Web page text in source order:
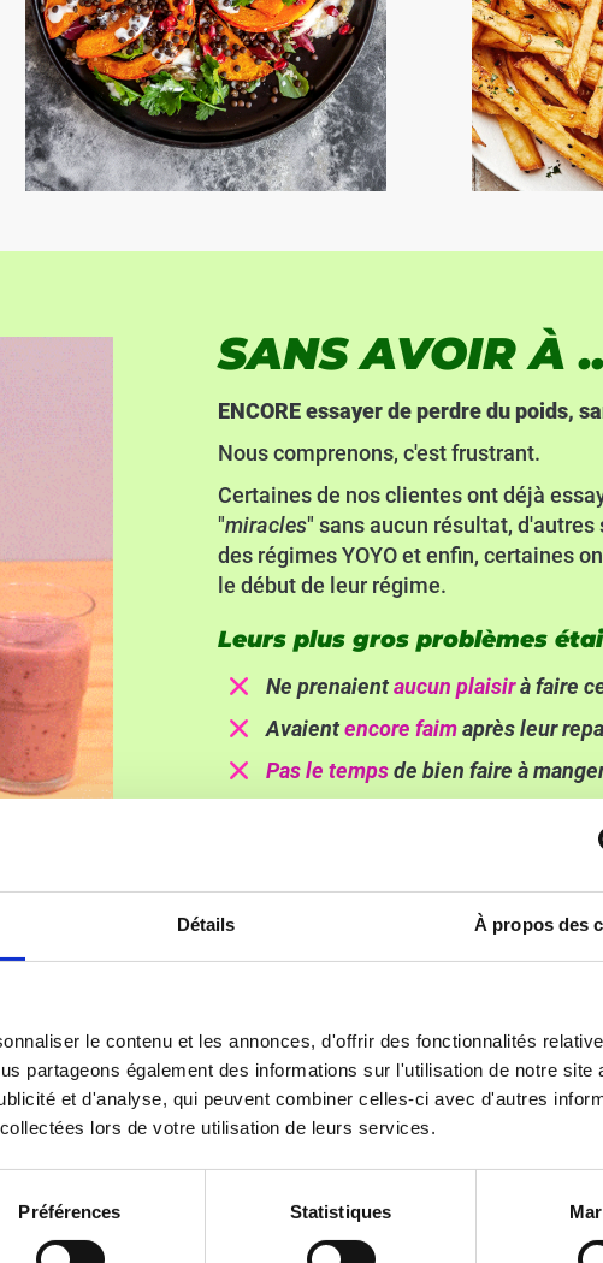
Détails À propos des
le contenu et les annonces, d'offrir des fonctionnalités
partageons également des informations sur l'utilisation de notre site
et d'analyse, qui peuvent combiner celles-ci avec d'autres
lors de votre utilisation de leurs services.
Préférences Statistiques
SANS AVOIR À
ENCORE essayer de perdre du poids,
Nous comprenons, c'est frustrant.
Certaines de nos clientes ont déjà
"miracles" sans aucun résultat,
des régimes YOYO et enfin, certaines
le début de leur régime.
Leurs plus gros problèmes
Ne prenaientaucun plaisirà faire
​Avaientencore faimaprès leur
Pas le tempsde bien faire à
​N'arrivaient pas àtenir le rythmede